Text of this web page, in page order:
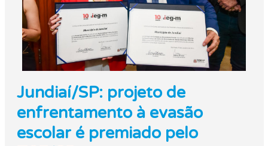
Jundiaí/SP: projeto de
enfrentamento à evasão
escolar é premiado pelo